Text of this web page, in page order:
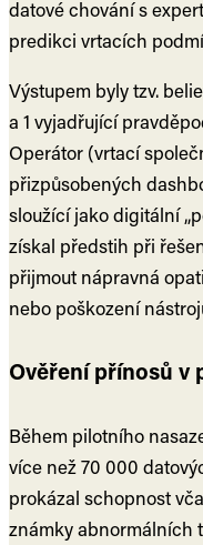
datové chování s
predikci vrtacích
Výstupem byly tzv.
a 1 vyjadřující
Operátor (vrtací
přizpůsobených
sloužící jako digitální
získal předstih při
přijmout nápravná
nebo poškození
Ověření přínosů v
Během pilotního
více než 70 000
prokázal schopnost
známky abnormálních